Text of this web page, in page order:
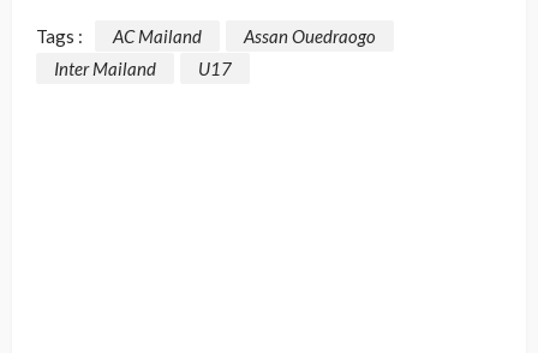
Tags : AC Mailand
Assan Ouedraogo
Inter Mailand
U17